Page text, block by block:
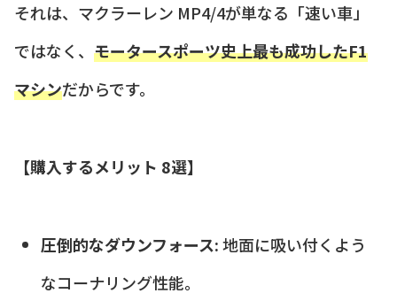
それは、マクラーレン MP4/4が単なる「速い車」
ではなく、 モータースポーツ史上最も成功したF1
マシンだからです。
【購入するメリット 8選】
圧倒的なダウンフォース:地面に吸い付くよう
なコーナリング性能。